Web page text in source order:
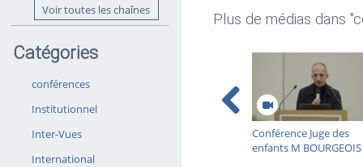
Voir toutes les chaînes
Catégories
conférences
Institutionnel
Inter-Vues
International
Plus de médias dans
Conférence Juge des
enfants M BOURGEOIS